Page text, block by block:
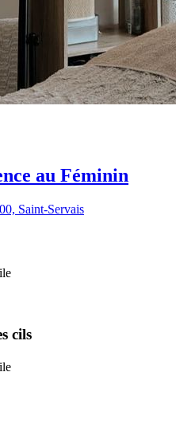
au Féminin
Saint-Servais
cils